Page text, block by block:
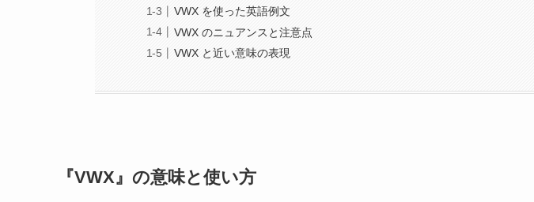
VWX を使った英語例文
VWX のニュアンスと注意点
VWX と近い意味の表現
『VWX』の意味と使い方